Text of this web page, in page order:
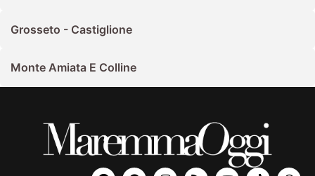
Grosseto - Castiglione
Monte Amiata E Colline